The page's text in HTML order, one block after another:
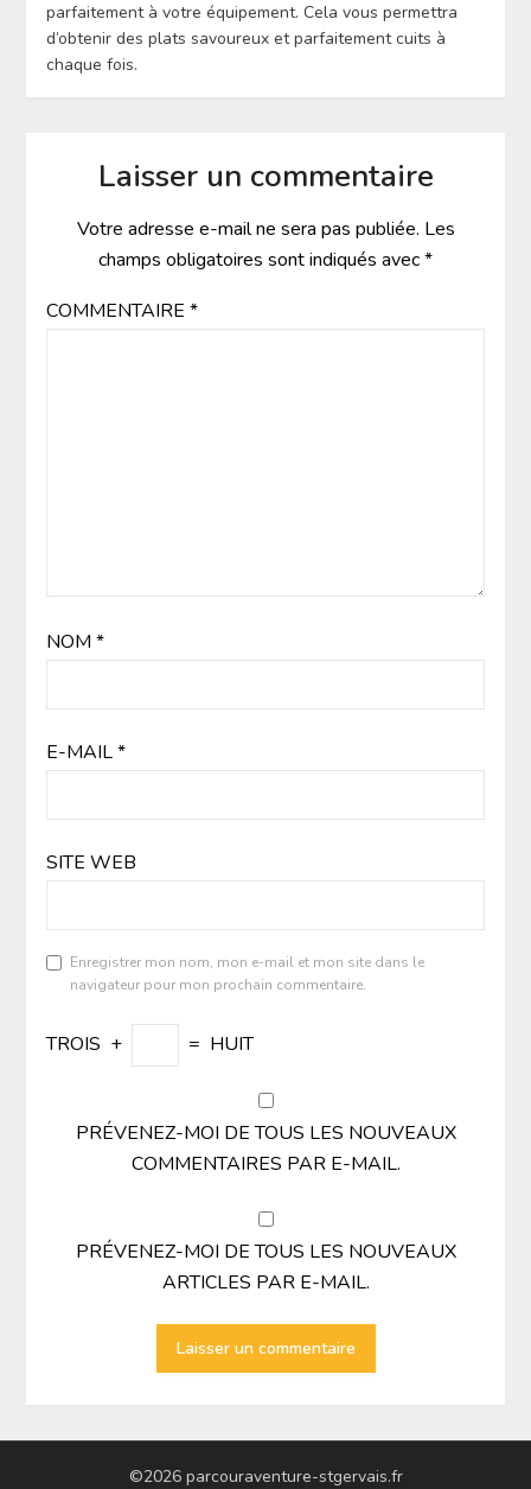
parfaitement à votre équipement. Cela vous permettra
d’obtenir des plats savoureux et parfaitement cuits à
chaque fois.
Laisser un commentaire
Votre adresse e-mail ne sera pas publiée. Les
champs obligatoires sont indiqués avec*
COMMENTAIRE *
NOM *
E-MAIL*
SITE WEB
Enregistrer mon nom, mon e-mail et mon site dans le
navigateur pour mon prochain commentaire.
TROIS + = HUIT
PRÉVENEZ-MOI DE TOUS LES NOUVEAUX
COMMENTAIRES PAR E-MAIL.
PRÉVENEZ-MOI DE TOUS LES NOUVEAUX
ARTICLES PAR E-MAIL.
©2026 parcouraventure-stgervais.fr